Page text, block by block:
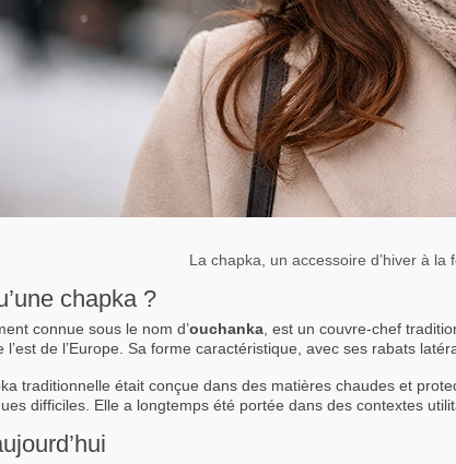
La chapka, un accessoire d’hiver à
chapka ?
connue sous le nom d’ouchanka , est un couvre-chef
l’est de l’Europe. Sa forme caractéristique, avec ses rabats
traditionnelle était conçue dans des matières chaudes et
difficiles. Elle a longtemps été portée dans des contextes